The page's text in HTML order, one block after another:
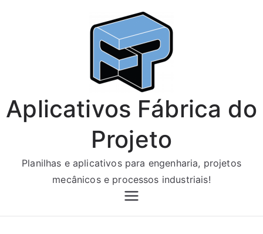
Aplicativos Fábrica do
Projeto
Planilhas e aplicativos para engenharia, projetos
mecânicos e processos industriais!